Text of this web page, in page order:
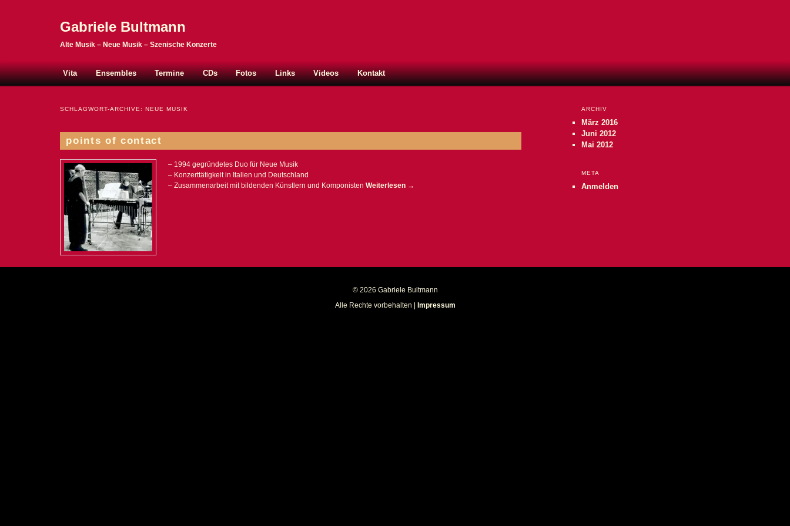
Gabriele Bultmann
Alte Musik – Neue Musik – Szenische Konzerte
Hauptmenü
Zum Inhalt wechseln
Zum sekundären Inhalt wechseln
Vita Ensembles Termine CDs Fotos Links Videos Kontakt
SCHLAGWORT-ARCHIVE:NEUE MUSIK
points of contact
– 1994 gegründetes Duo für Neue Musik
– Konzerttätigkeit in Italien und Deutschland
– Zusammenarbeit mit bildenden Künstlern und Komponisten Weiterlesen →
ARCHIV
März 2016
Juni 2012
Mai 2012
META
Anmelden
© 2026 Gabriele Bultmann
Alle Rechte vorbehalten |
Impressum